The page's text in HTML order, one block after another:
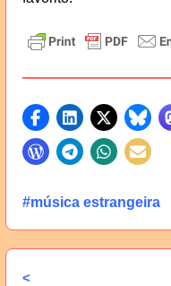
#música estrangeira
<